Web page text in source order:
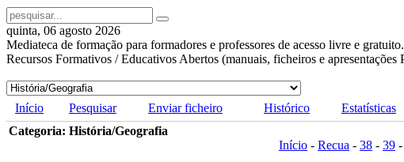
quinta, 06 agosto 2026
Mediateca de formação para formadores e professores de acesso livre e
Recursos Formativos / Educativos Abertos (manuais, ficheiros e apresentações
Início Pesquisar Enviar ficheiro Histórico Estatísticas
Categoria: História/Geografia
Início - Recua - 38 - 39 -